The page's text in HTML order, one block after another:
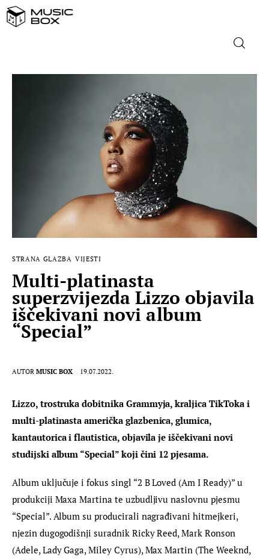
DOMAĆA GLAZBA
STRANA GLAZBA
MUSIC BOX
STRANA GLAZBA VIJESTI
Multi-platinasta
superzvijezda Lizzo objavila
iščekivani novi album
“Special”
AUTOR MUSIC BOX 19.07.2022.
Lizzo, trostruka dobitnika Grammyja, kraljica TikToka i
multi-platinasta američka glazbenica, glumica,
kantautorica i flautistica, objavila je iščekivani novi
studijski album “Special” koji čini 12 pjesama.
Album uključuje i fokus singl “2 B Loved (Am I Ready)” u
produkciji Maxa Martina te uzbudljivu naslovnu pjesmu
“Special”. Album su producirali nagrađivani hitmejkeri,
njezin dugogodišnji suradnik Ricky Reed, Mark Ronson
(Adele, Lady Gaga, Miley Cyrus), Max Martin (The Weeknd,